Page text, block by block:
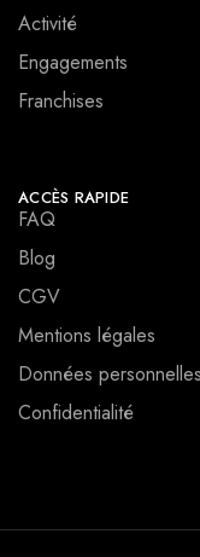
Activité
Engagements
Franchises
ACCÈS RAPIDE
FAQ
Blog
CGV
Mentions légales
Données personnelles
Confidentialité